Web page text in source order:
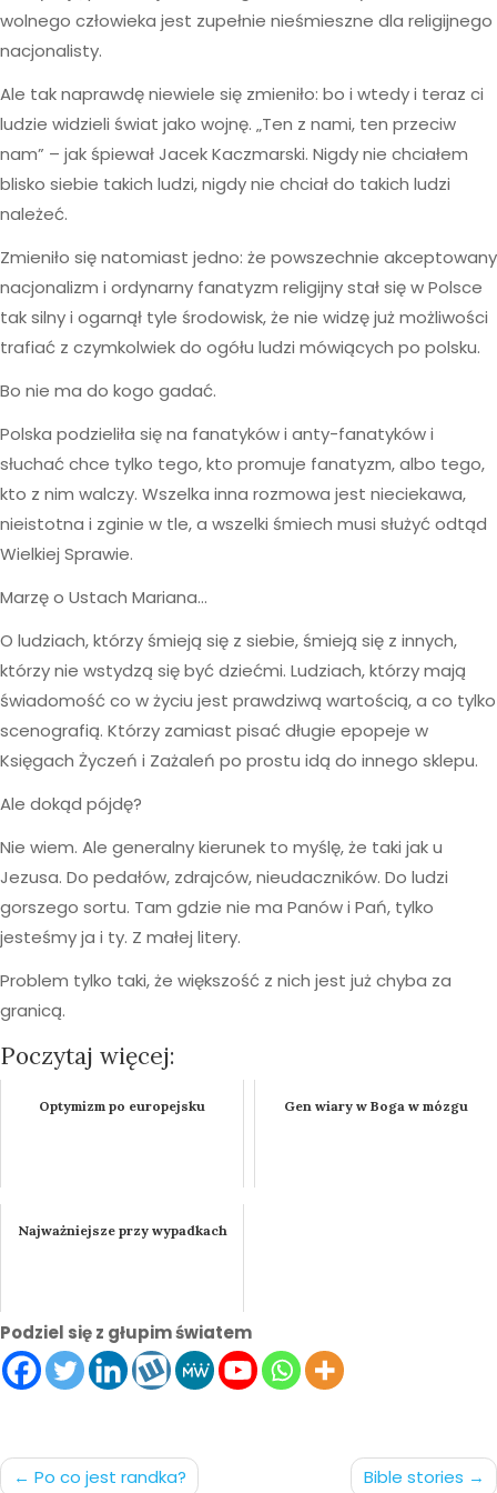
wolnego człowieka jest zupełnie nieśmieszne dla religijnego
nacjonalisty.
Ale tak naprawdę niewiele się zmieniło: bo i wtedy i teraz ci
ludzie widzieli świat jako wojnę. „Ten z nami, ten przeciw
nam” – jak śpiewał Jacek Kaczmarski. Nigdy nie chciałem
blisko siebie takich ludzi, nigdy nie chciał do takich ludzi
należeć.
Zmieniło się natomiast jedno: że powszechnie akceptowany
nacjonalizm i ordynarny fanatyzm religijny stał się w Polsce
tak silny i ogarnął tyle środowisk, że nie widzę już możliwości
trafiać z czymkolwiek do ogółu ludzi mówiących po polsku.
Bo nie ma do kogo gadać.
Polska podzieliła się na fanatyków i anty-fanatyków i
słuchać chce tylko tego, kto promuje fanatyzm, albo tego,
kto z nim walczy. Wszelka inna rozmowa jest nieciekawa,
nieistotna i zginie w tle, a wszelki śmiech musi służyć odtąd
Wielkiej Sprawie.
Marzę o Ustach Mariana…
O ludziach, którzy śmieją się z siebie, śmieją się z innych,
którzy nie wstydzą się być dziećmi. Ludziach, którzy mają
świadomość co w życiu jest prawdziwą wartością, a co tylko
scenografią. Którzy zamiast pisać długie epopeje w
Księgach Życzeń i Zażaleń po prostu idą do innego sklepu.
Ale dokąd pójdę?
Nie wiem. Ale generalny kierunek to myślę, że taki jak u
Jezusa. Do pedałów, zdrajców, nieudaczników. Do ludzi
gorszego sortu. Tam gdzie nie ma Panów i Pań, tylko
jesteśmy ja i ty. Z małej litery.
Problem tylko taki, że większość z nich jest już chyba za
granicą.
Poczytaj więcej:
Optymizm po europejsku Gen wiary w Boga w mózgu
Najważniejsze przy wypadkach
Podziel się z głupim światem
Nawigacja
Po co jest randka? Bible stories